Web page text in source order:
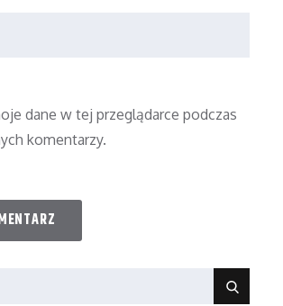
dane w tej przeglądarce podczas
komentarzy.
Search